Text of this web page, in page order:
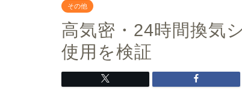
その他
高気密・24時間換気
使用を検証